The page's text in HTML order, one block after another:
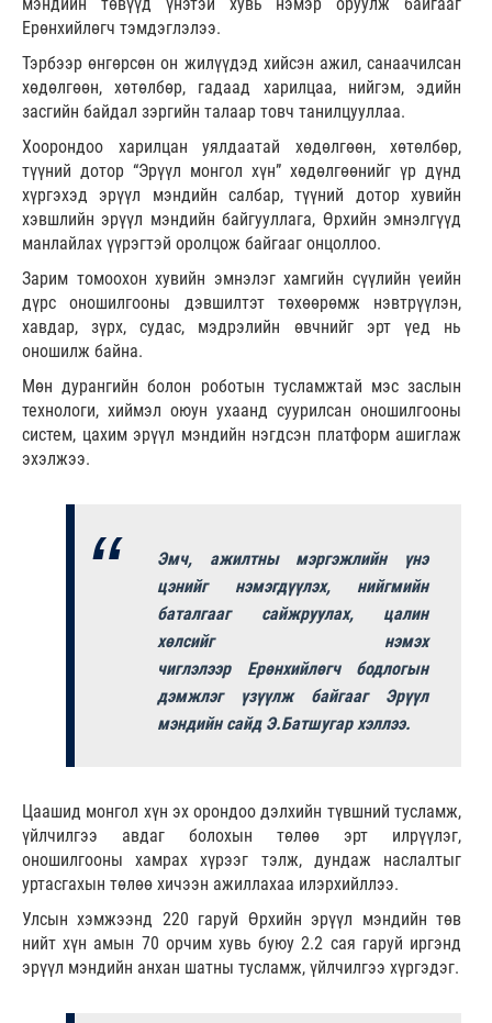
Ерөнхийлөгч тэмдэглэлээ.
Тэрбээр өнгөрсөн он жилүүдэд хийсэн ажил, санаачилсан
хөдөлгөөн, хөтөлбөр, гадаад харилцаа, нийгэм, эдийн
засгийн байдал зэргийн талаар товч танилцууллаа.
Хоорондоо харилцан уялдаатай хөдөлгөөн, хөтөлбөр,
түүний дотор “Эрүүл монгол хүн” хөдөлгөөнийг үр дүнд
хүргэхэд эрүүл мэндийн салбар, түүний дотор хувийн
хэвшлийн эрүүл мэндийн байгууллага, Өрхийн эмнэлгүүд
манлайлах үүрэгтэй оролцож байгааг онцоллоо.
Зарим томоохон хувийн эмнэлэг хамгийн сүүлийн үеийн
дүрс оношилгооны дэвшилтэт төхөөрөмж нэвтрүүлэн,
хавдар, зүрх, судас, мэдрэлийн өвчнийг эрт үед нь
оношилж байна.
Мөн дурангийн болон роботын тусламжтай мэс заслын
технологи, хиймэл оюун ухаанд суурилсан оношилгооны
систем, цахим эрүүл мэндийн нэгдсэн платформ ашиглаж
эхэлжээ.
Эмч, ажилтны мэргэжлийн үнэ
цэнийг нэмэгдүүлэх, нийгмийн
баталгааг сайжруулах, цалин
хөлсийг нэмэх
чиглэлээр Ерөнхийлөгч бодлогын
дэмжлэг үзүүлж байгааг Эрүүл
мэндийн сайд Э.Батшугар хэллээ.
Цаашид монгол хүн эх орондоо дэлхийн түвшний тусламж,
үйлчилгээ авдаг болохын төлөө эрт илрүүлэг,
оношилгооны хамрах хүрээг тэлж, дундаж наслалтыг
уртасгахын төлөө хичээн ажиллахаа илэрхийллээ.
Улсын хэмжээнд 220 гаруй Өрхийн эрүүл мэндийн төв
нийт хүн амын 70 орчим хувь буюу 2.2 сая гаруй иргэнд
эрүүл мэндийн анхан шатны тусламж, үйлчилгээ хүргэдэг.